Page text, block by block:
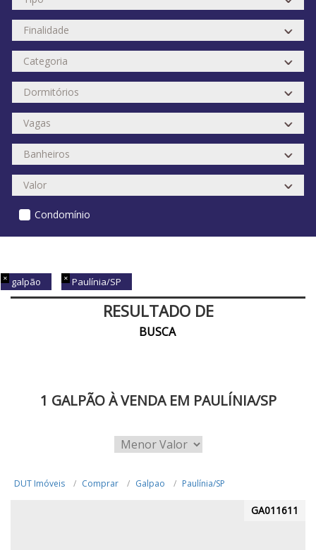
Condomínio
galpão Paulínia/SP
RESULTADO DE
BUSCA
1 GALPÃO À VENDA EM PAULÍNIA/SP
DUT Imóveis Comprar Galpao Paulínia/SP
GA011611